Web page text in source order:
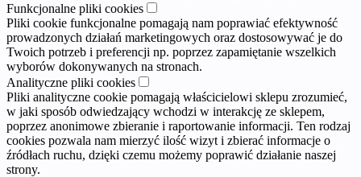
Funkcjonalne pliki cookies
Pliki cookie funkcjonalne pomagają nam poprawiać efektywność
prowadzonych działań marketingowych oraz dostosowywać je do
Twoich potrzeb i preferencji np. poprzez zapamiętanie wszelkich
wyborów dokonywanych na stronach.
Analityczne pliki cookies
Pliki analityczne cookie pomagają właścicielowi sklepu zrozumieć,
w jaki sposób odwiedzający wchodzi w interakcję ze sklepem,
poprzez anonimowe zbieranie i raportowanie informacji. Ten rodzaj
cookies pozwala nam mierzyć ilość wizyt i zbierać informacje o
źródłach ruchu, dzięki czemu możemy poprawić działanie naszej
strony.